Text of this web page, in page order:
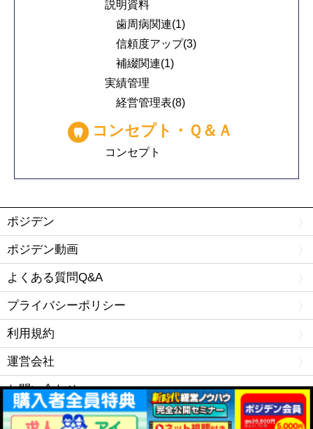
説明資料
歯周病関連(1)
信頼度アップ(3)
補綴関連(1)
実績管理
経営管理表(8)
コンセプト・Ｑ＆Ａ
コンセプト
ポジデン
ポジデン動画
よくある質問Q&A
プライバシーポリシー
利用規約
運営会社
お問い合わせ
Copyright © ポジデン.com All rights Reserved.